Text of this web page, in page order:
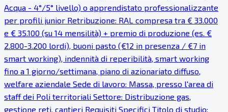
Acqua - 4°/5° livello) o apprendistato professionalizzante
per profili junior Retribuzione: RAL compresa tra € 33.000
e € 35.100 (su 14 mensilità) + premio di produzione (es. €
2.800-3.200 lordi), buoni pasto (€12 in presenza / €7 in
smart working), indennità di reperibilità, smart working
fino a 1 giorno/settimana, piano di azionariato diffuso,
welfare aziendale Sede di lavoro: Massa, presso l'area di
staff dei Poli territoriali Settore: Distribuzione gas,
gestione reti, cantieri Requisiti Specifici Titolo di studio: